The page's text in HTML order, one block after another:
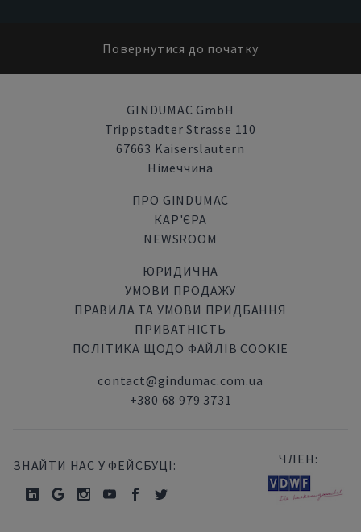
Повернутися до початку
GINDUMAC GmbH
Trippstadter Strasse 110
67663 Kaiserslautern
Німеччина
ПРО GINDUMAC
КАР'ЄРА
NEWSROOM
ЮРИДИЧНА
УМОВИ ПРОДАЖУ
ПРАВИЛА ТА УМОВИ ПРИДБАННЯ
ПРИВАТНІСТЬ
ПОЛІТИКА ЩОДО ФАЙЛІВ COOKIE
contact@gindumac.com.ua
+380 68 979 3731
ЗНАЙТИ НАС У ФЕЙСБУЦІ: ЧЛЕН: